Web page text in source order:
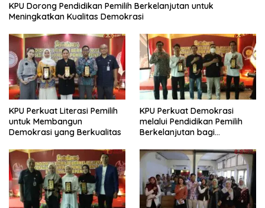
KPU Dorong Pendidikan Pemilih Berkelanjutan untuk
Meningkatkan Kualitas Demokrasi
KPU Perkuat Literasi Pemilih
untuk Membangun
Demokrasi yang Berkualitas
KPU Perkuat Demokrasi
melalui Pendidikan Pemilih
Berkelanjutan bagi
dan Pemula